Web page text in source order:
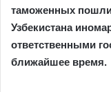
таможенных
Узбекистана
ответственными
ближайшее время.